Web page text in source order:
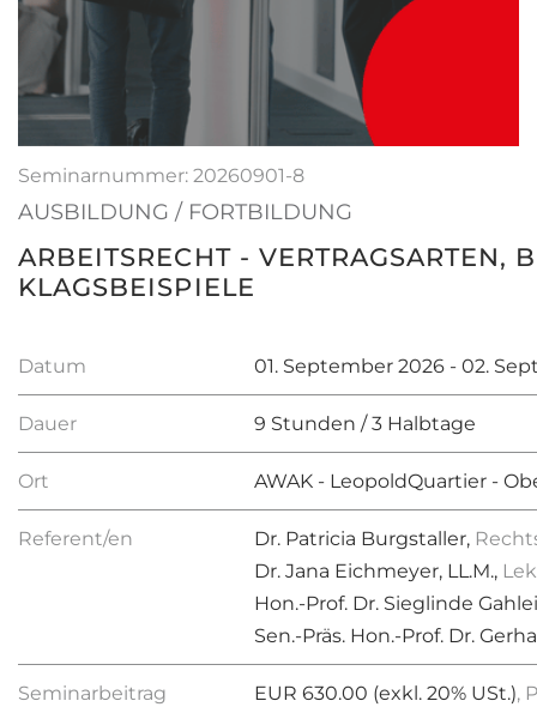
Seminarnummer: 20260901-8
AUSBILDUNG / FORTBILDUNG
ARBEITSRECHT - VERTRAGSARTEN,
KLAGSBEISPIELE
Datum 01. September 2026 - 02.
Dauer 9 Stunden / 3 Halbtage
Ort AWAK - LeopoldQuartier -
Referent/en Dr. Patricia Burgstaller,
Dr. Jana Eichmeyer, LL.M.,
Hon.-Prof. Dr. Sieglinde
Sen.-Präs. Hon.-Prof. Dr.
Seminarbeitrag EUR 630.00 (exkl. 20% USt.),